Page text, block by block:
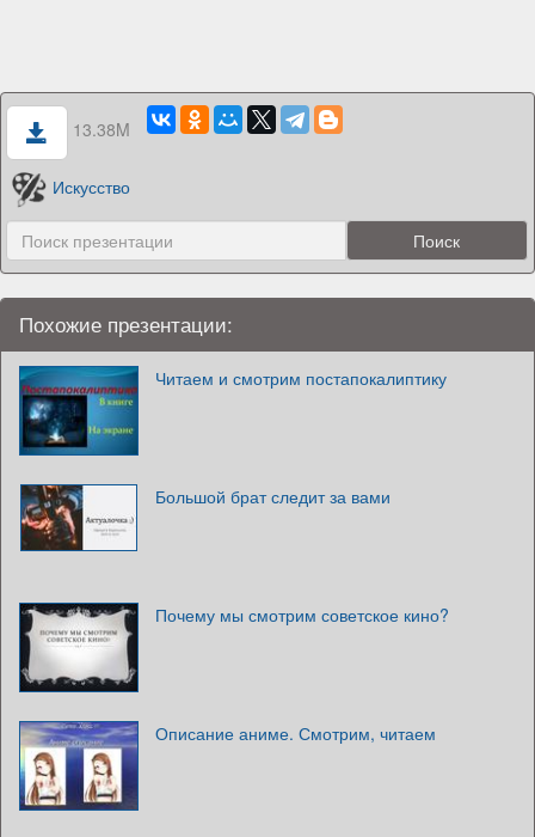
13.38M
Искусство
Похожие презентации:
Читаем и смотрим постапокалиптику
Большой брат следит за вами
Почему мы смотрим советское кино?
Описание аниме. Смотрим, читаем